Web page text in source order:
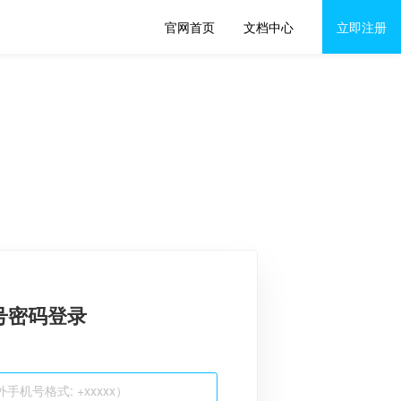
官网首页 文档中心 立即注册
密码登录